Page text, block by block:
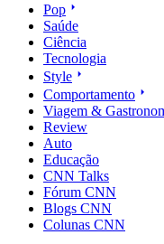
Pop
Saúde
Ciência
Tecnologia
Style
Comportamento
Viagem &
Review
Auto
Educação
CNN Talks
Fórum CNN
Blogs CNN
Colunas CNN